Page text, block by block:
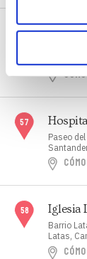
Paseo
Iglesia
Barrio
Latas,